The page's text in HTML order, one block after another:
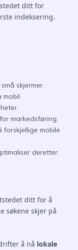
ditt for
indeksering.
skjermer.
mobil.
markedsføring.
mobile
deretter.
ditt for å
søkene skjer på
å nå lokale